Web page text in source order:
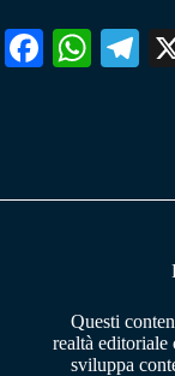
Fa W
pp m
Questi
realtà editoriale
sviluppa